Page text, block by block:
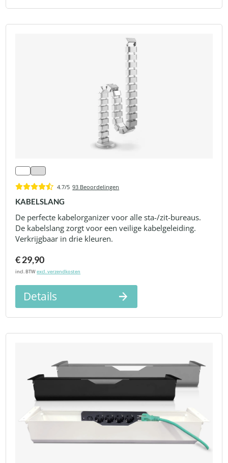
4.7/5 93 Beoordelingen
KABELSLANG
De perfecte kabelorganizer voor alle sta-/zit-bureaus.
De kabelslang zorgt voor een veilige kabelgeleiding.
Verkrijgbaar in drie kleuren.
€ 29,90
incl. BTWexcl. verzendkosten
Details